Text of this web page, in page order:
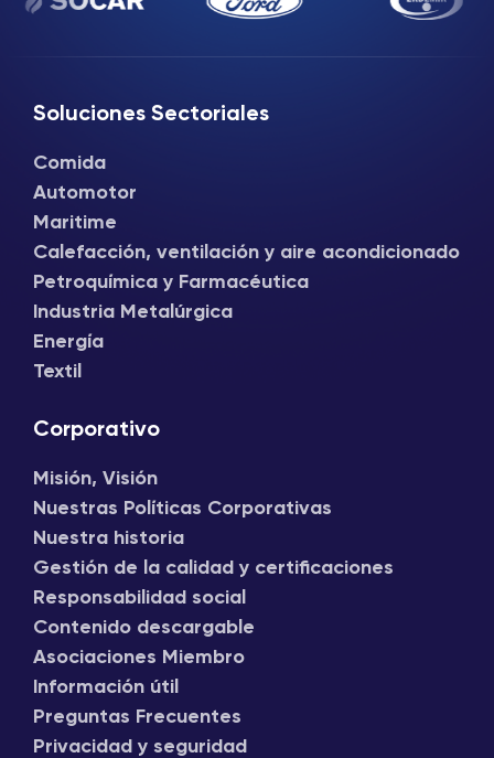
Soluciones Sectoriales
Comida
Automotor
Maritime
Calefacción, ventilación y aire acondicionado
Petroquímica y Farmacéutica
Industria Metalúrgica
Energía
Textil
Corporativo
Misión, Visión
Nuestras Políticas Corporativas
Nuestra historia
Gestión de la calidad y certificaciones
Responsabilidad social
Contenido descargable
Asociaciones Miembro
Información útil
Preguntas Frecuentes
Privacidad y seguridad